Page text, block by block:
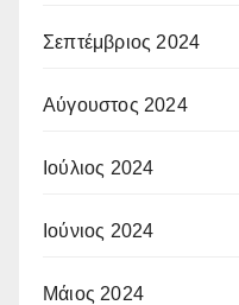
Σεπτέμβριος 2024
Αύγουστος 2024
Ιούλιος 2024
Ιούνιος 2024
Μάιος 2024